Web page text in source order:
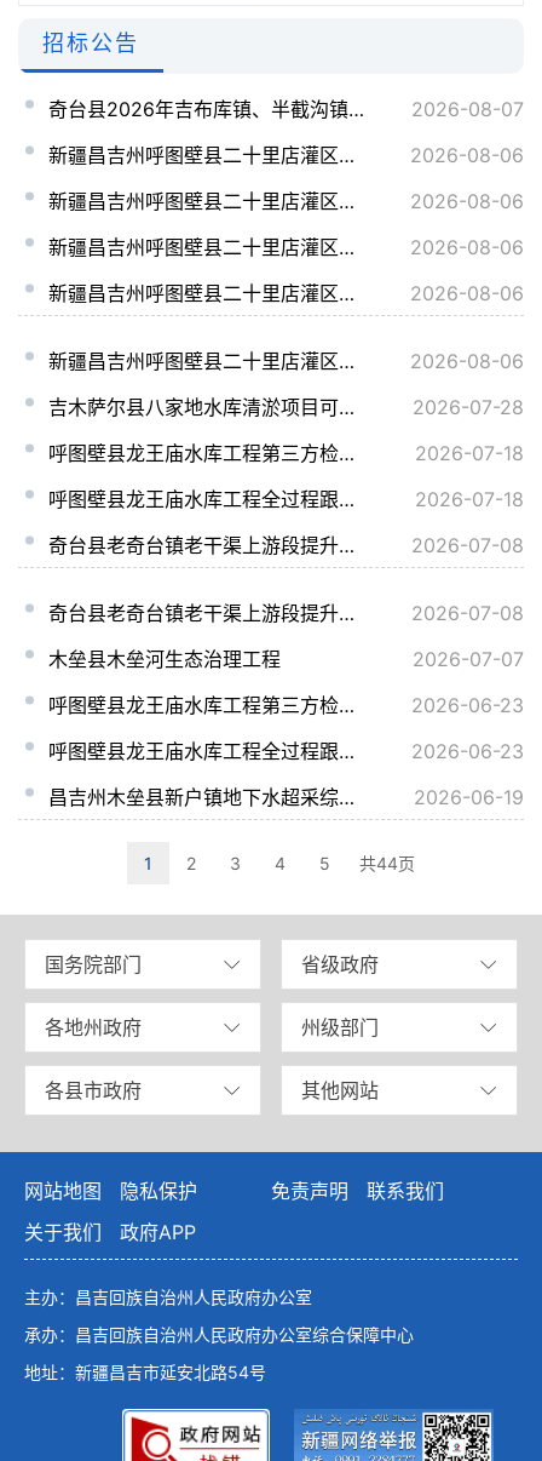
招标公告
奇台县2026年吉布库镇、半截沟镇自来水管网改造建设项目
2026-08-07
新疆昌吉州呼图壁县二十里店灌区续建配套与节水改造项目施工（三标段）
2026-08-06
新疆昌吉州呼图壁县二十里店灌区续建配套与节水改造项目施工（四标段）
2026-08-06
新疆昌吉州呼图壁县二十里店灌区续建配套与节水改造项目监理
2026-08-06
新疆昌吉州呼图壁县二十里店灌区续建配套与节水改造项目施工（一标段）
2026-08-06
新疆昌吉州呼图壁县二十里店灌区续建配套与节水改造项目施工（二标段）
2026-08-06
吉木萨尔县八家地水库清淤项目可行性研究阶段勘察设计、初步设计阶段勘察设计
2026-07-28
呼图壁县龙王庙水库工程第三方检测服务（二次）
2026-07-18
呼图壁县龙王庙水库工程全过程跟踪审计及竣工决算编制服务（二次）
2026-07-18
奇台县老奇台镇老干渠上游段提升改造项目施工一标段（二次）
2026-07-08
奇台县老奇台镇老干渠上游段提升改造项目施工二标段招标公告(二次)
2026-07-08
木垒县木垒河生态治理工程
2026-07-07
呼图壁县龙王庙水库工程第三方检测服务
2026-06-23
呼图壁县龙王庙水库工程全过程跟踪审计及竣工决算编制服务
2026-06-23
昌吉州木垒县新户镇地下水超采综合治理项目
2026-06-19
1 2 3 4 5 共44页
国务院部门 省级政府
各地州政府 州级部门
各县市政府 其他网站
网站地图 隐私保护 免责声明
联系我们
关于我们
政府APP
主办：昌吉回族自治州人民政府办公室
承办：昌吉回族自治州人民政府办公室综合保障中心
地址：新疆昌吉市延安北路54号